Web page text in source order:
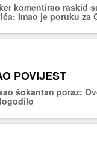
komentirao raskid
Imao je poruku za
POVIJEST
šokantan poraz: